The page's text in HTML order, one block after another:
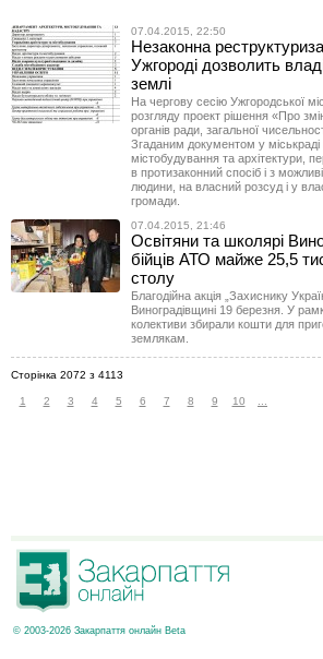
07.04.2015, 22:50
Незаконна
Ужгороді дозволить
землі
На чергову сесію Ужгородської
розгляду проект рішення «Про
органів ради, загальної
Згаданим документом у
містобудування та архітектури,
в протизаконний спосіб і з
людини, на власний розсуд і у
громади.
07.04.2015, 21:46
Освітяни та школярі
бійців АТО майже 25,5
столу
Благодійна акція „Захиснику
Виноградівщині 19 березня. У
колективи збирали кошти для
землякам.
Сторінка 2072 з 4113
1 2 3 4 5 6 7 8 9 10
© 2003-2026 Закарпаття онлайн Beta